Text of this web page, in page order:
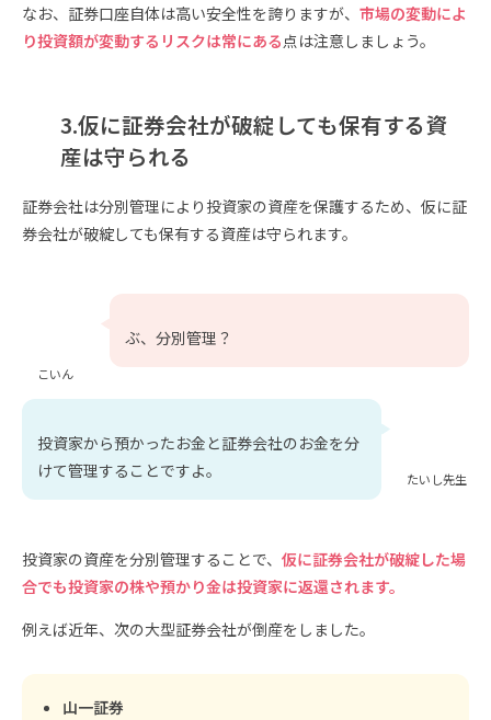
なお、証券口座自体は高い安全性を誇りますが、 市場の変動によ
り投資額が変動するリスクは常にある点は注意しましょう。
3.仮に証券会社が破綻しても保有する資
産は守られる
証券会社は分別管理により投資家の資産を保護するため、仮に証
券会社が破綻しても保有する資産は守られます。
こいん
ぶ、分別管理？
たいし先生
投資家から預かったお金と証券会社のお金を分
けて管理することですよ。
投資家の資産を分別管理することで、 仮に証券会社が破綻した場
合でも投資家の株や預かり金は投資家に返還されます。
例えば近年、次の大型証券会社が倒産をしました。
山一証券